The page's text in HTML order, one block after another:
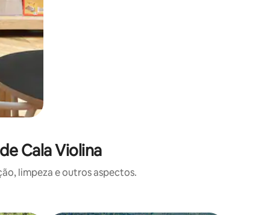
Cala Violina
limpeza e outros aspectos.